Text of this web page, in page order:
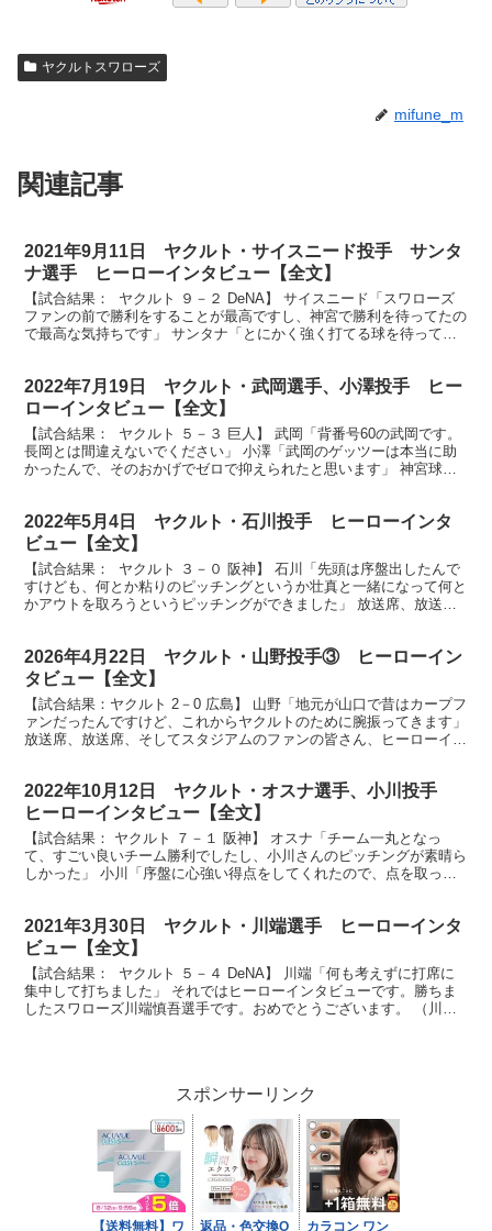
ヤクルトスワローズ
mifune_m
関連記事
2021年9月11日 ヤクルト・サイスニード投手 サンタ
ナ選手 ヒーローインタビュー【全文】
【試合結果： ヤクルト ９－２ DeNA】 サイスニード「スワローズ
ファンの前で勝利をすることが最高ですし、神宮で勝利を待ってたの
で最高な気持ちです」 サンタナ「とにかく強く打てる球を待って
2022年7月19日 ヤクルト・武岡選手、小澤投手 ヒー
ローインタビュー【全文】
【試合結果： ヤクルト ５－３ 巨人】 武岡「背番号60の武岡です。
長岡とは間違えないでください」 小澤「武岡のゲッツーは本当に助
かったんで、そのおかげでゼロで抑えられたと思います」 神宮球場
2022年5月4日 ヤクルト・石川投手 ヒーローインタ
ビュー【全文】
【試合結果： ヤクルト ３－０ 阪神】 石川「先頭は序盤出したんで
すけども、何とか粘りのピッチングというか壮真と一緒になって何と
かアウトを取ろうというピッチングができました」 放送席、放送
2026年4月22日 ヤクルト・山野投手③ ヒーローイン
タビュー【全文】
【試合結果：ヤクルト 2－0 広島】 山野「地元が山口で昔はカープフ
ァンだったんですけど、これからヤクルトのために腕振ってきます」
放送席、放送席、そしてスタジアムのファンの皆さん、ヒーローイン
2022年10月12日 ヤクルト・オスナ選手、小川投手
ヒーローインタビュー【全文】
【試合結果： ヤクルト ７－１ 阪神】 オスナ「チーム一丸となっ
て、すごい良いチーム勝利でしたし、小川さんのピッチングが素晴ら
しかった」 小川「序盤に心強い得点をしてくれたので、点を取った
2021年3月30日 ヤクルト・川端選手 ヒーローインタ
ビュー【全文】
【試合結果： ヤクルト ５－４ DeNA】 川端「何も考えずに打席に
集中して打ちました」 それではヒーローインタビューです。勝ちま
したスワローズ川端慎吾選手です。おめでとうございます。 （川
スポンサーリンク